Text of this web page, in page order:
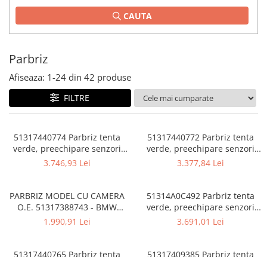
Capac fata motor
Capitonaj
Capota
Capota spate
Carenaj roata
Elemente caroserie
Inchidere aripa
Overfender aripa
Panou acoperire trigger
Turbocompresor
CAUTA
Parbriz
Afiseaza: 1-24 din 42 produse
FILTRE
51317440774 Parbriz tenta
verde, preechipare senzori
ploaie/lumina, anticondens,
3.746,93 Lei
51317440772 Parbriz tenta
verde, preechipare senzori
ploaie/lumina, anti-condens,
3.377,84 Lei
PARBRIZ MODEL CU CAMERA
O.E. 51317388743 - BMW
Seria 5 G30, G31
1.990,91 Lei
51314A0C492 Parbriz tenta
verde, preechipare senzori
ploaie/lumina/ceata,
3.691,01 Lei
51317440765 Parbriz tenta
51317409385 Parbriz tenta